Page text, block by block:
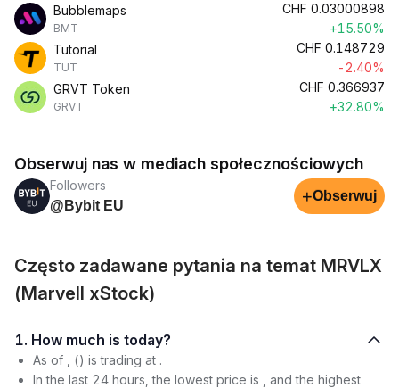
Bubblemaps
BMT
CHF 0.03000898
+15.50%
Tutorial
TUT
CHF 0.148729
-2.40%
GRVT Token
GRVT
CHF 0.366937
+32.80%
Obserwuj nas w mediach społecznościowych
Followers
@Bybit EU
+Obserwuj
Często zadawane pytania na temat MRVLX
(Marvell xStock)
1. How much is today?
As of , () is trading at .
In the last 24 hours, the lowest price is , and the highest